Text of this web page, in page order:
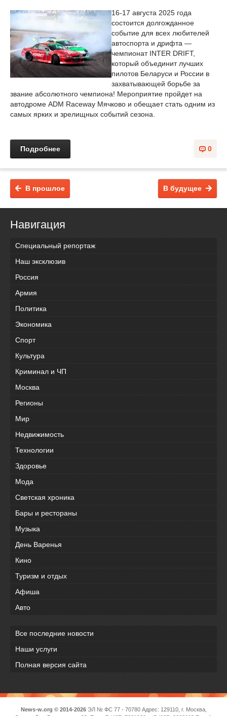
16-17 августа 2025 года
состоится долгожданное
событие для всех любителей
автоспорта и дрифта —
чемпионат INTER DRIFT,
который объединит лучших
пилотов Беларуси и России в
захватывающей борьбе за
звание абсолютного чемпиона! Мероприятие пройдет на
автодроме ADM Raceway Мячково и обещает стать одним из
самых ярких и зрелищных событий сезона.
0
Подробнее
В будущее
В прошлое
Навигация
Специальный репортаж
Наш эксклюзив
Россия
Армия
Политика
Экономика
Спорт
Культура
Криминал и ЧП
Москва
Регионы
Мир
Недвижимость
Технологии
Здоровье
Мода
Светская хроника
Бары и рестораны
Музыка
День Варенья
Кино
Туризм и отдых
Афиша
Авто
Все последние новости
Наши услуги
Полная версия сайта
News-w.org © 2014-2026ЭЛ № ФС 77 - 70780 Адрес: 129110, г. Москва,